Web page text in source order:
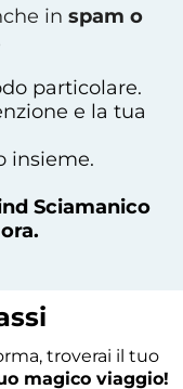
in spam o
particolare.
e la tua
insieme.
Sciamanico
troverai il tuo
magico viaggio!